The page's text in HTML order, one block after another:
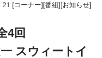
[コーナー][番組][お知らせ]
4回
スウィートイ